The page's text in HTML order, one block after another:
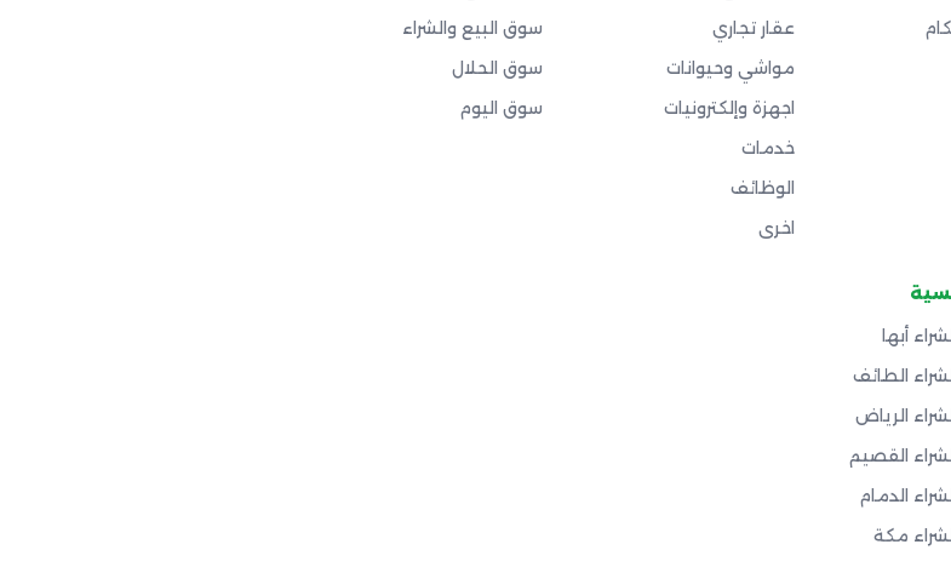
عقار تجاري
مواشي وحيوانات
اجهزة وإلكترونيات
خدمات
الوظائف
اخرى
سوق البيع والشراء
سوق الحلال
سوق اليوم
أبها
الطائف
الرياض
القصيم
الدمام
مكة